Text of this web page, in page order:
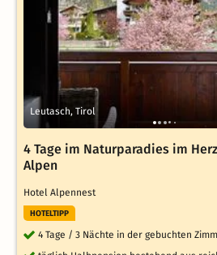
Leutasch, Tirol
4 Tage im Naturparadies im
Alpen
Hotel Alpennest
HOTELTIPP
4 Tage / 3 Nächte in der gebuchten